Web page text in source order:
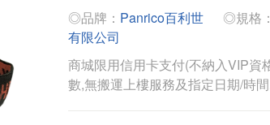
◎品牌： Panrico百利世 ◎規格
有限公司
商城限用信用卡支付(不納入VIP資
數,無搬運上樓服務及指定日期/時